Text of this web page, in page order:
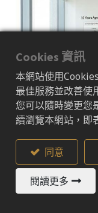
想像一下這個場
隊正坐在會議
饋。 十年前，
Cookies 資訊
本網站使用
最佳服務並改善使
您可以隨時變更您
續瀏覽本網站，即
同意
閱讀更多